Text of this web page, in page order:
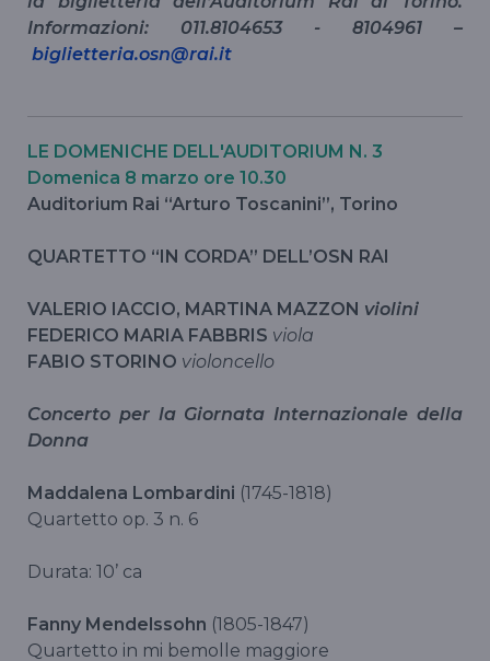
Informazioni: 011.8104653 - 8104961 –
biglietteria.osn@rai.it
LE DOMENICHE DELL'AUDITORIUM N. 3
Domenica 8 marzo ore 10.30
Auditorium Rai “Arturo Toscanini”, Torino
QUARTETTO “IN CORDA” DELL’OSN RAI
VALERIO IACCIO, MARTINA MAZZON violini
FEDERICO MARIA FABBRIS viola
FABIO STORINO violoncello
Concerto per la Giornata Internazionale della
Donna
Maddalena Lombardini (1745-1818)
Quartetto op. 3 n. 6
Durata: 10’ ca
Fanny Mendelssohn (1805-1847)
Quartetto in mi bemolle maggiore